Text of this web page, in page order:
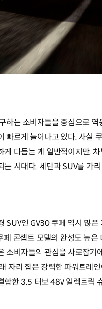
하는 소비자들을 중심으로 역
빠르게 늘어나고 있다. 사실
게 다듬는 게 일반적이지만,
시대다. 세단과 SUV를 가
SUV인 GV80 쿠페 역시 많은
콘셉트 모델의 완성도 높은
소비자들의 관심을 사로잡기
자리 잡은 강력한 파워트레
합한 3.5 터보 48V 일렉트릭